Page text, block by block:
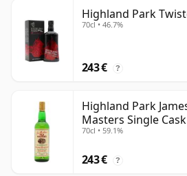
Highland Park
70cl • 46.7%
243 € ?
Highland Park
Masters Single
años
70cl • 59.1%
243 € ?